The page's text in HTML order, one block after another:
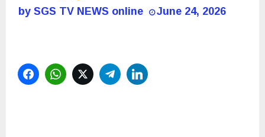
bySGS TV NEWS online June 24, 2026
FacebookWhatsAppTwitterTelegram